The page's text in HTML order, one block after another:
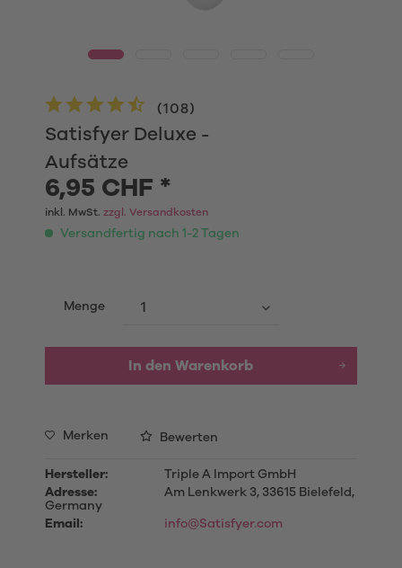
Satisfyer Deluxe -
Aufsätze
(108)
6,95 CHF *
inkl. MwSt. zzgl. Versandkosten
Versandfertig nach 1-2 Tagen
Menge
In den Warenkorb
Merken Bewerten
Hersteller:
Triple A Import GmbH
Adresse:
Am Lenkwerk 3, 33615 Bielefeld,
Germany
Email:
info@Satisfyer.com